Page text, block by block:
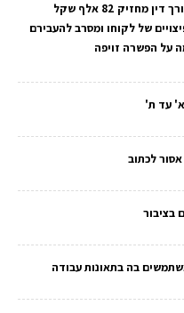
תביעה: עורך דין מחזיק 82 אלף שקל
של לקוחו ומסרב להעבירם
על הפשרה זויפה
א' עד ת'
לכתוב
בציבור
בה בתאונות עבודה